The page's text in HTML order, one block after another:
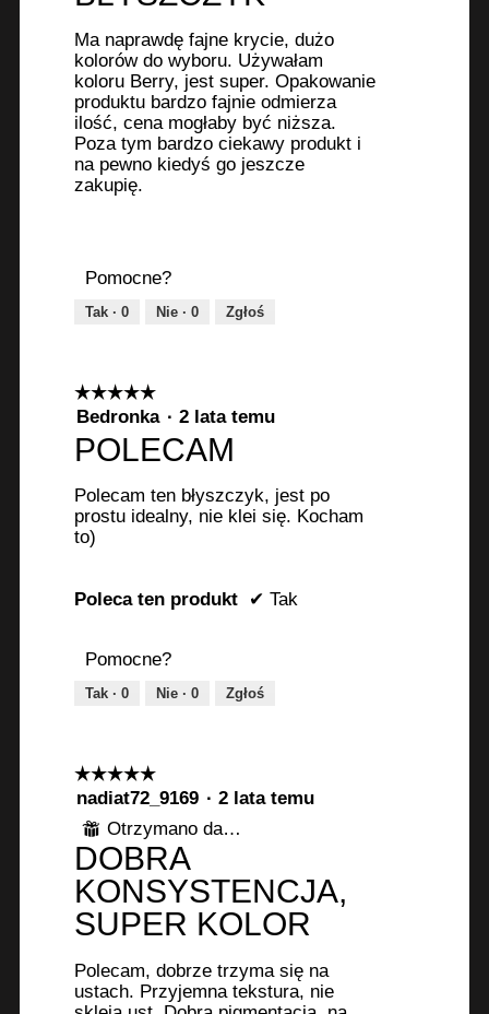
e
o
k
n
a
d
a
o
.
Ma naprawdę fajne krycie, dużo
kolorów do wyboru. Używałam
koloru Berry, jest super. Opakowanie
produktu bardzo fajnie odmierza
ilość, cena mogłaby być niższa.
Poza tym bardzo ciekawy produkt i
na pewno kiedyś go jeszcze
zakupię.
Pomocne?
Tak · 0 Nie · 0 Zgłoś
☆☆☆☆☆
☆☆☆☆☆
5
5
Bedronka · 2 lata temu
POLECAM
Polecam ten błyszczyk, jest po
prostu idealny, nie klei się. Kocham
to)
Poleca ten produkt ✔ Tak
Pomocne?
Tak · 0 Nie · 0 Zgłoś
☆☆☆☆☆
☆☆☆☆☆
5
gwiazdek.
nadiat72_9169 · 2 lata temu
⊞ Otrzymano darmowy produkt
DOBRA
KONSYSTENCJA,
SUPER KOLOR
Polecam, dobrze trzyma się na
ustach. Przyjemna tekstura, nie